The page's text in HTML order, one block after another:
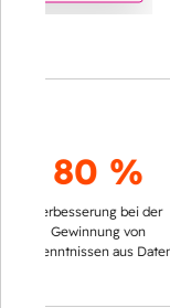
80 %
Verbesserung bei der
Gewinnung von
aus Daten